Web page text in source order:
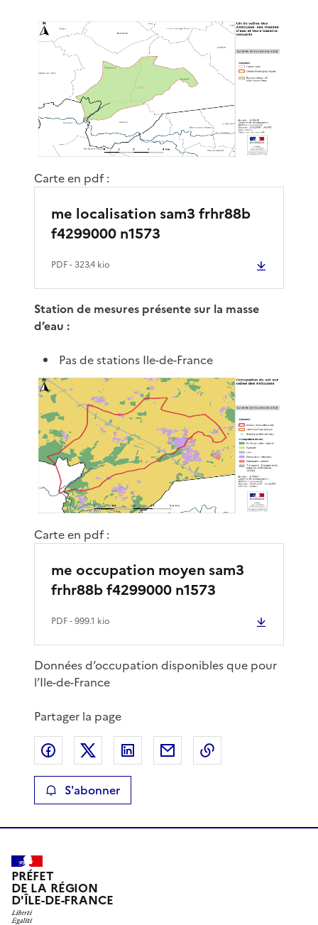
Carte en pdf :
me localisation sam3 frhr88b
f4299000 n1573
PDF- 323.4 kio
Station de mesures présente sur la masse
d’eau :
Pas de stations Ile-de-France
Carte en pdf :
me occupation moyen sam3
frhr88b f4299000 n1573
PDF- 999.1 kio
Données d’occupation disponibles que pour
l’Ile-de-France
Partager la page
Partager sur Facebook
Partager sur XPartager sur LinkedIn
Partager par email
S'abonner
PRÉFET
DE LA RÉGION
D'ÎLE-DE-FRANCE